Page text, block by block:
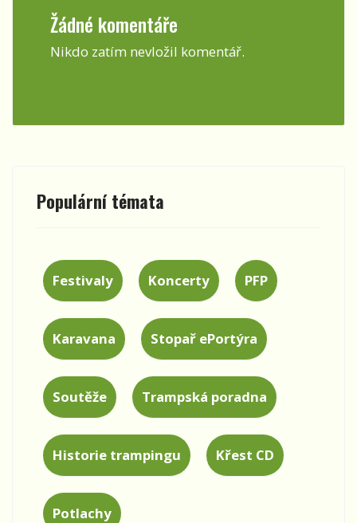
Žádné komentáře
Nikdo zatím nevložil komentář.
Populární témata
Festivaly Koncerty PFP
Karavana Stopař ePortýra
Soutěže Trampská poradna
Historie trampingu Křest CD
Potlachy